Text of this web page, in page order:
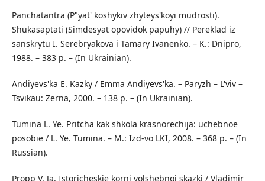
Panchatantra (P"yat' koshykiv zhyteys'koyi mudrosti).
Shukasaptati (Simdesyat opovidok papuhy) // Pereklad iz
sanskrytu I. Serebryakova i Tamary Ivanenko. – K.: Dnipro,
1988. – 383 p. – (In Ukrainian).
Andiyevs'ka E. Kazky / Emma Andiyevs'ka. – Paryzh – L'viv –
Tsvikau: Zerna, 2000. – 138 p. – (In Ukrainian).
Tumina L. Ye. Pritcha kak shkola krasnorechija: uchebnoe
posobie / L. Ye. Tumina. – M.: Izd-vo LKI, 2008. – 368 p. – (In
Russian).
Propp V. Ja. Istoricheskie korni volshebnoj skazki / Vladimir